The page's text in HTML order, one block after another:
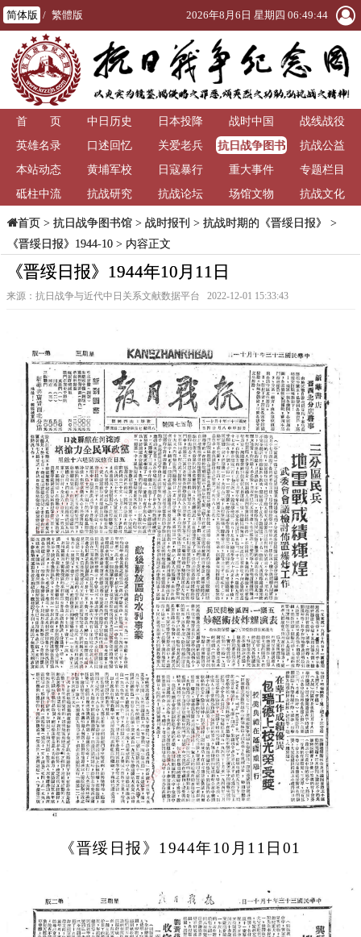
简体版 / 繁體版 2026年8月6日 星期四 06:49:45
首 页 中日历史 日本投降 战时中国
战线战役
英雄名录
口述回忆 关爱老兵
抗日战争图书
馆
抗战公益
本站动态
黄埔军校 日寇暴行 重大事件
专题栏目
砥柱中流
抗战研究 抗战论坛 场馆文物 抗战文化
首页> 抗日战争图书馆> 战时报刊 > 抗战时期的《晋绥日报》
>
《晋绥日报》1944-10> 内容正文
《晋绥日报》1944年10月11日
来源：抗日战争与近代中日关系文献数据平台 2022-12-01 15:33:43
《晋绥日报》1944年10月11日01